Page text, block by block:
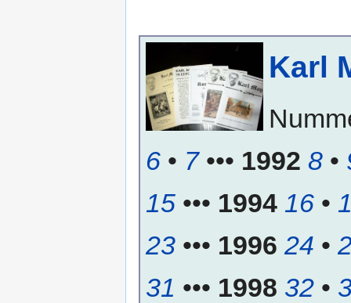
Karl
6 • 7••• 1992 8 •
15 ••• 1994 16 •
23 ••• 1996 24 •
31 ••• 1998 32 •